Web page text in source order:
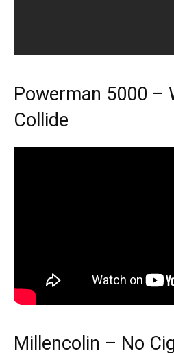
Powerman 5000 –
Collide
Millencolin – No